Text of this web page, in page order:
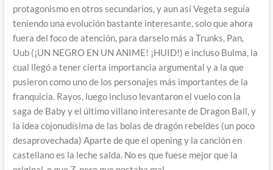
protagonismo en otros secundarios, y aun así Vegeta seguía
teniendo una evolución bastante interesante, solo que ahora
fuera del foco de atención, para darselo más a Trunks, Pan,
Uub (¡UN NEGRO EN UN ANIME! ¡HUID!) e incluso Bulma, la
cual llegó a tener cierta importancia argumental y a la que
pusieron como uno de los personajes más importantes de la
franquicia. Rayos, luego incluso levantaron el vuelo con la
saga de Baby y el último villano interesante de Dragon Ball, y
la idea cojonudísima de las bolas de dragón rebeldes (un poco
desaprovechada) Aparte de que el opening y la canción en
castellano es la leche salda. No es que fuese mejor que la